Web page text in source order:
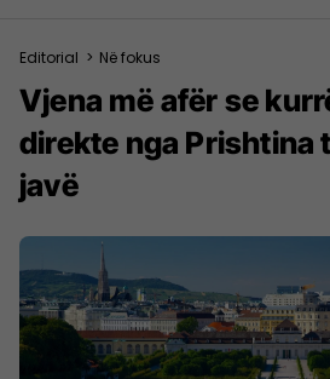
Editorial > Në fokus
Vjena më afër se
direkte nga Prishtina
javë